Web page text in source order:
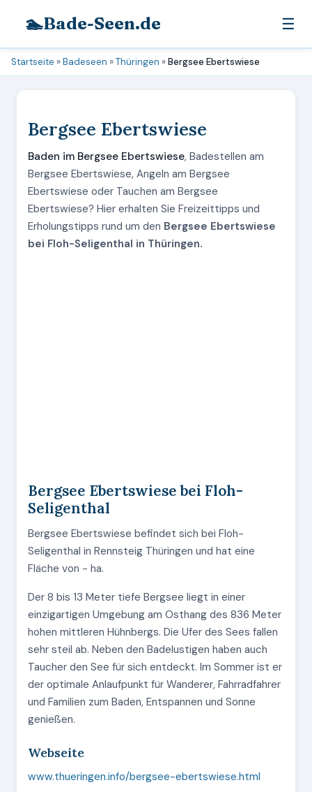
🏊Bade-Seen.de ☰
Startseite »Badeseen »Thüringen »Bergsee Ebertswiese
Bergsee Ebertswiese
Baden im Bergsee Ebertswiese, Badestellen am
Bergsee Ebertswiese, Angeln am Bergsee
Ebertswiese oder Tauchen am Bergsee
Ebertswiese? Hier erhalten Sie Freizeittipps und
Erholungstipps rund um den Bergsee Ebertswiese
bei Floh-Seligenthal in Thüringen.
Bergsee Ebertswiese bei Floh-
Seligenthal
Bergsee Ebertswiese befindet sich bei Floh-
Seligenthal in Rennsteig Thüringen und hat eine
Fläche von - ha.
Der 8 bis 13 Meter tiefe Bergsee liegt in einer
einzigartigen Umgebung am Osthang des 836 Meter
hohen mittleren Hühnbergs. Die Ufer des Sees fallen
sehr steil ab. Neben den Badelustigen haben auch
Taucher den See für sich entdeckt. Im Sommer ist er
der optimale Anlaufpunkt für Wanderer, Fahrradfahrer
und Familien zum Baden, Entspannen und Sonne
genießen.
Webseite
www.thueringen.info/bergsee-ebertswiese.html